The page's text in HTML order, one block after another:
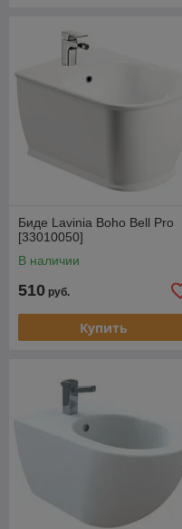
Биде Lavinia Boho Bell Pro
[33010050]
В наличии
510 руб.
Купить